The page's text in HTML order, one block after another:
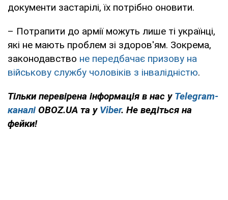
документи застарілі, їх потрібно оновити.
– Потрапити до армії можуть лише ті українці,
які не мають проблем зі здоров'ям. Зокрема,
законодавство не передбачає призову на
військову службу чоловіків з інвалідністю.
Тільки перевірена інформація в нас у Telegram-
каналі OBOZ.UA та у Viber. Не ведіться на
фейки!